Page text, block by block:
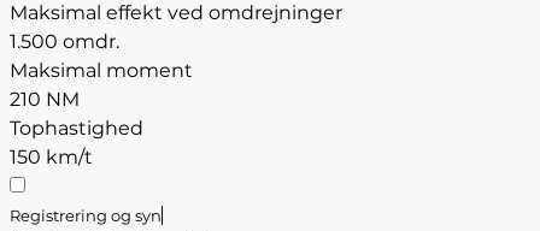
Maksimal effekt ved omdrejninger
1.500 omdr.
Maksimal moment
210 NM
Tophastighed
150 km/t
Registrering og syn